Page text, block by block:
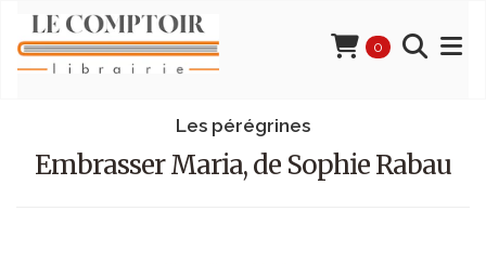
0
Les pérégrines
Embrasser Maria, de Sophie Rabau